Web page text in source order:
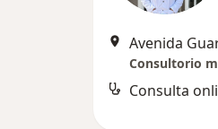
Avenida
Consultorio
Consulta